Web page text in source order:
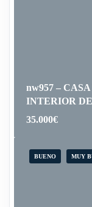
nw957 –
INTERIOR
35.000€
BUENO MUY